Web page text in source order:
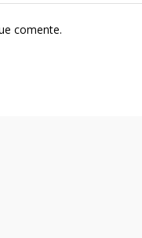
comente.